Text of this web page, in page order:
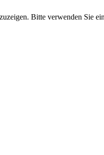
Bitte verwenden Sie